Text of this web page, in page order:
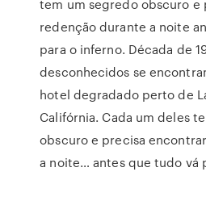
tem um segredo obscuro e
redenção durante a noite
para o inferno. Década de
desconhecidos se
hotel degradado perto de
Califórnia. Cada um deles
obscuro e precisa
a noite… antes que tudo vá